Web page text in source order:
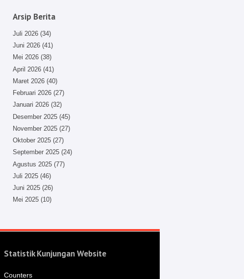
Arsip Berita
Juli 2026 (34)
Juni 2026 (41)
Mei 2026 (38)
April 2026 (41)
Maret 2026 (40)
Februari 2026 (27)
Januari 2026 (32)
Desember 2025 (45)
November 2025 (27)
Oktober 2025 (27)
September 2025 (24)
Agustus 2025 (77)
Juli 2025 (46)
Juni 2025 (26)
Mei 2025 (10)
Statistik Kunjungan Website
Counters